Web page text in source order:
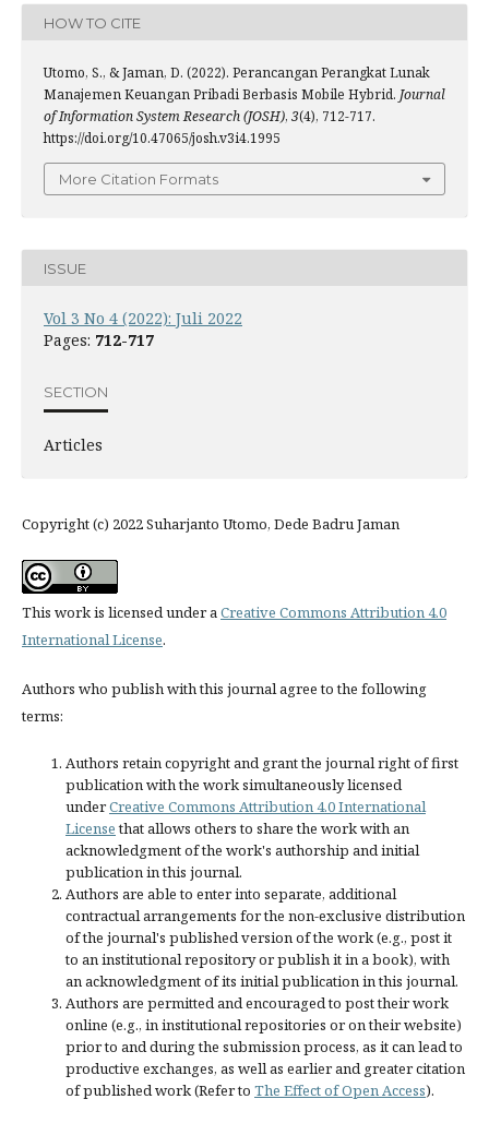
HOW TO CITE
Utomo, S., & Jaman, D. (2022). Perancangan Perangkat Lunak
Manajemen Keuangan Pribadi Berbasis Mobile Hybrid. Journal
of Information System Research (JOSH), 3(4), 712-717.
https://doi.org/10.47065/josh.v3i4.1995
More Citation Formats
ISSUE
Vol 3 No 4 (2022): Juli 2022
Pages: 712-717
SECTION
Articles
Copyright (c) 2022 Suharjanto Utomo, Dede Badru Jaman
This work is licensed under aCreative Commons Attribution 4.0
International License.
Authors who publish with this journal agree to the following
terms:
Authors retain copyright and grant the journal right of first
publication with the work simultaneously licensed
underCreative Commons Attribution 4.0 International
Licensethat allows others to share the work with an
acknowledgment of the work's authorship and initial
publication in this journal.
Authors are able to enter into separate, additional
contractual arrangements for the non-exclusive distribution
of the journal's published version of the work (e.g., post it
to an institutional repository or publish it in a book), with
an acknowledgment of its initial publication in this journal.
Authors are permitted and encouraged to post their work
online (e.g., in institutional repositories or on their website)
prior to and during the submission process, as it can lead to
productive exchanges, as well as earlier and greater citation
of published work (Refer to The Effect of Open Access).